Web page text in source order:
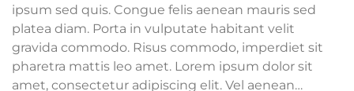
ipsum sed quis. Congue felis aenean mauris sed
platea diam. Porta in vulputate habitant velit
gravida commodo. Risus commodo, imperdiet sit
pharetra mattis leo amet. Lorem ipsum dolor sit
amet, consectetur adipiscing elit. Vel aenean